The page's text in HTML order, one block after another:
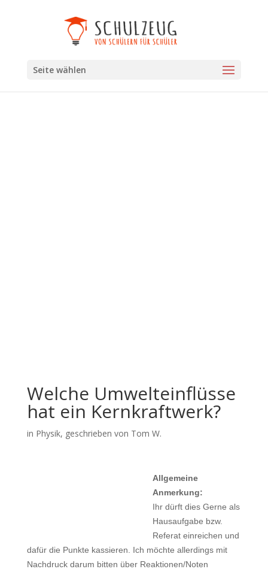
Seite wählen
Welche Umwelteinflüsse
hat ein Kernkraftwerk?
in Physik, geschrieben von Tom W.
Allgemeine
Anmerkung:
Ihr dürft dies Gerne als
Hausaufgabe bzw.
Referat einreichen und
dafür die Punkte kassieren. Ich möchte allerdings mit
Nachdruck darum bitten über Reaktionen/Noten